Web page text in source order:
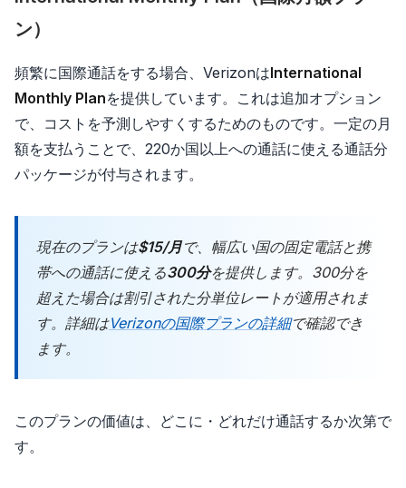
ン）
頻繁に国際通話をする場合、VerizonはInternational
Monthly Planを提供しています。これは追加オプション
で、コストを予測しやすくするためのものです。一定の月
額を支払うことで、220か国以上への通話に使える通話分
パッケージが付与されます。
現在のプランは$15/月で、幅広い国の固定電話と携
帯への通話に使える300分を提供します。300分を
超えた場合は割引された分単位レートが適用されま
す。詳細はVerizonの国際プランの詳細で確認でき
ます。
このプランの価値は、どこに・どれだけ通話するか次第で
す。